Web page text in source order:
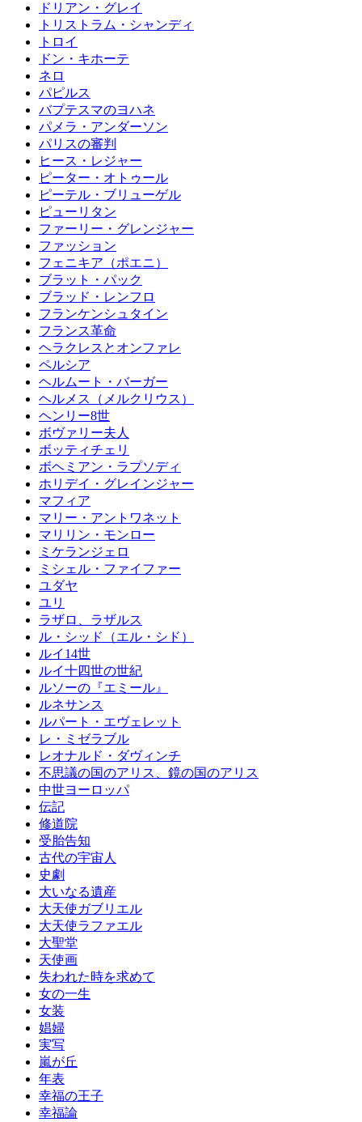
ドリアン・グレイ
トリストラム・シャンディ
トロイ
ドン・キホーテ
ネロ
パピルス
バプテスマのヨハネ
パメラ・アンダーソン
パリスの審判
ヒース・レジャー
ピーター・オトゥール
ピーテル・ブリューゲル
ピューリタン
ファーリー・グレンジャー
ファッション
フェニキア（ポエニ）
ブラット・パック
ブラッド・レンフロ
フランケンシュタイン
フランス革命
ヘラクレスとオンファレ
ペルシア
ヘルムート・バーガー
ヘルメス（メルクリウス）
ヘンリー8世
ボヴァリー夫人
ボッティチェリ
ボヘミアン・ラプソディ
ホリデイ・グレインジャー
マフィア
マリー・アントワネット
マリリン・モンロー
ミケランジェロ
ミシェル・ファイファー
ユダヤ
ユリ
ラザロ、ラザルス
ル・シッド（エル・シド）
ルイ14世
ルイ十四世の世紀
ルソーの『エミール』
ルネサンス
ルパート・エヴェレット
レ・ミゼラブル
レオナルド・ダヴィンチ
不思議の国のアリス、鏡の国のアリス
中世ヨーロッパ
伝記
修道院
受胎告知
古代の宇宙人
史劇
大いなる遺産
大天使ガブリエル
大天使ラファエル
大聖堂
天使画
失われた時を求めて
女の一生
女装
娼婦
実写
嵐が丘
年表
幸福の王子
幸福論